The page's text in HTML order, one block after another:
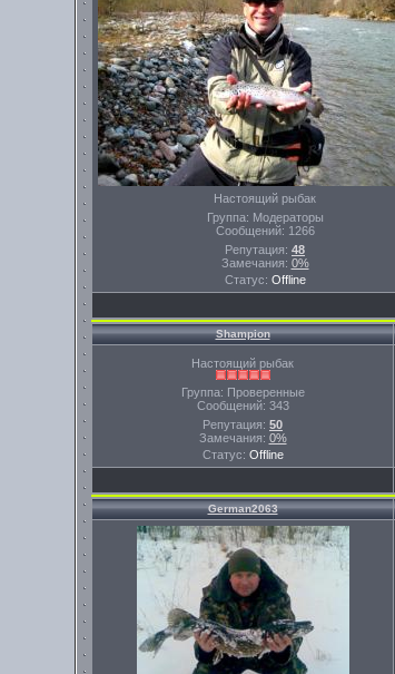
Настоящий рыбак
Группа: Модераторы
Сообщений: 1266
Репутация: 48
Замечания: 0%
Статус: Offline
Shampion
Настоящий рыбак
Группа: Проверенные
Сообщений: 343
Репутация: 50
Замечания: 0%
Статус: Offline
German2063